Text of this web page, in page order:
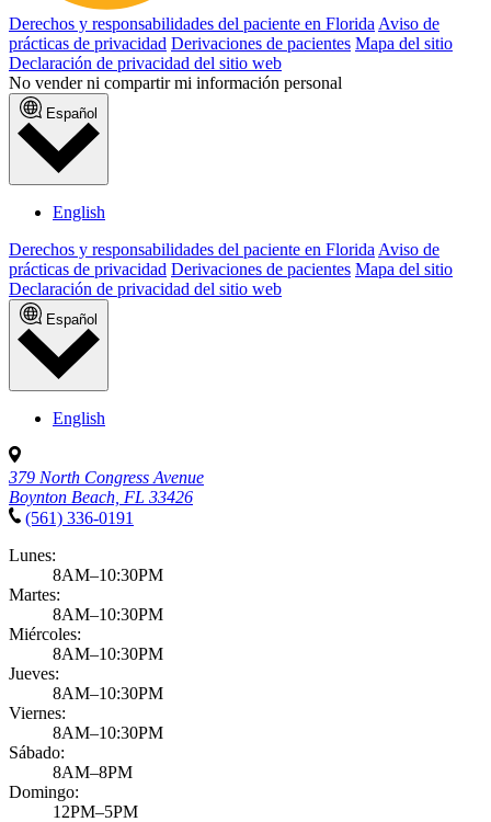
Derechos y responsabilidades del paciente en Florida Aviso de
prácticas de privacidad Derivaciones de pacientes Mapa del sitio
Declaración de privacidad del sitio web
No vender ni compartir mi información personal
Español
English
Derechos y responsabilidades del paciente en Florida Aviso de
prácticas de privacidad Derivaciones de pacientes Mapa del sitio
Declaración de privacidad del sitio web
Español
English
379 North Congress Avenue
Boynton Beach, FL 33426
(561) 336-0191
Lunes:
8AM–10:30PM
Martes:
8AM–10:30PM
Miércoles:
8AM–10:30PM
Jueves:
8AM–10:30PM
Viernes:
8AM–10:30PM
Sábado:
8AM–8PM
Domingo:
12PM–5PM